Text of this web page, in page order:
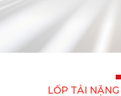
LỐP TẢI